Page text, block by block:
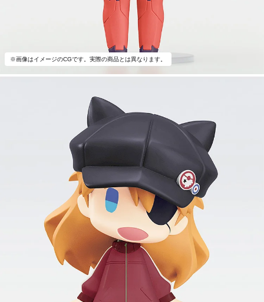
※画像はイメージのCGです。実際の商品とは異なります。